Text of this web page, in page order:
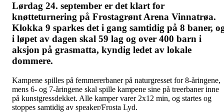
Lørdag 24. september er det klart for
knøtteturnering på Frostagrønt Arena Vinnatrøa.
Klokka 9 sparkes det i gang samtidig på 8 baner,
i løpet av dagen skal 59 lag og over 400 barn i
aksjon på grasmatta, kyndig ledet av lokale
dommere.
Kampene spilles på femmererbaner på naturgresset for 8-åringene,
mens 6- og 7-åringene skal spille kampene sine på treerbaner inne
på kunstgressdekket. Alle kamper varer 2x12 min, og startes og
stoppes samtidig av speaker/Frosta Lyd.